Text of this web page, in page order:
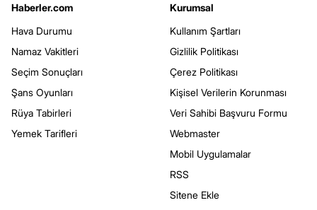
Haberler.com
Hava Durumu
Namaz Vakitleri
Seçim Sonuçları
Şans Oyunları
Rüya Tabirleri
Yemek Tarifleri
Kurumsal
Kullanım Şartları
Gizlilik Politikası
Çerez Politikası
Kişisel Verilerin Korunması
Veri Sahibi Başvuru Formu
Webmaster
Mobil Uygulamalar
RSS
Sitene Ekle